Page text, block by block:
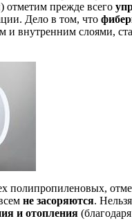
прежде всего
Дело в том, что
и внутренним слоями,
полипропиленовых,
не засоряются.
и отопления